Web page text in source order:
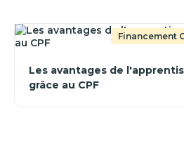
Financement
Les avantages de
grâce au CPF